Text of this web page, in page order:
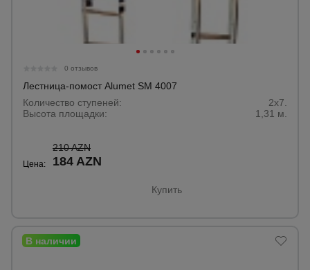
0 отзывов
Лестница-помост Alumet SM 4007
Количество ступеней:
2x7.
Высота площадки:
1,31 м.
Цена:
210 AZN
184 AZN
Купить